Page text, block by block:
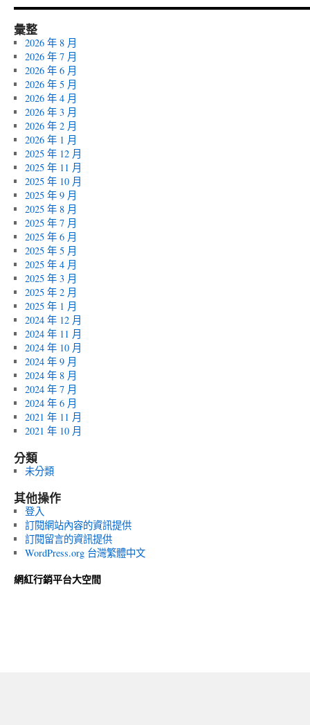
彙整
2026 年 8 月
2026 年 7 月
2026 年 6 月
2026 年 5 月
2026 年 4 月
2026 年 3 月
2026 年 2 月
2026 年 1 月
2025 年 12 月
2025 年 11 月
2025 年 10 月
2025 年 9 月
2025 年 8 月
2025 年 7 月
2025 年 6 月
2025 年 5 月
2025 年 4 月
2025 年 3 月
2025 年 2 月
2025 年 1 月
2024 年 12 月
2024 年 11 月
2024 年 10 月
2024 年 9 月
2024 年 8 月
2024 年 7 月
2024 年 6 月
2021 年 11 月
2021 年 10 月
分類
未分類
其他操作
登入
訂閱網站內容的資訊提供
訂閱留言的資訊提供
WordPress.org 台灣繁體中文
網紅行銷平台大空間